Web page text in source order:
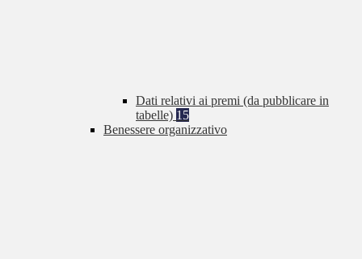
Dati relativi ai premi (da pubblicare in
tabelle) 15
Benessere organizzativo